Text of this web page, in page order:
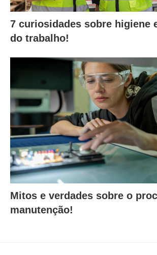
7 curiosidades sobre higiene
do trabalho!
Mitos e verdades sobre o
manutenção!